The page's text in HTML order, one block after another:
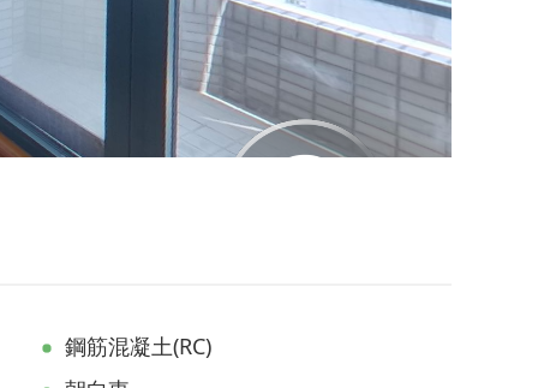
鋼筋混凝土(RC)